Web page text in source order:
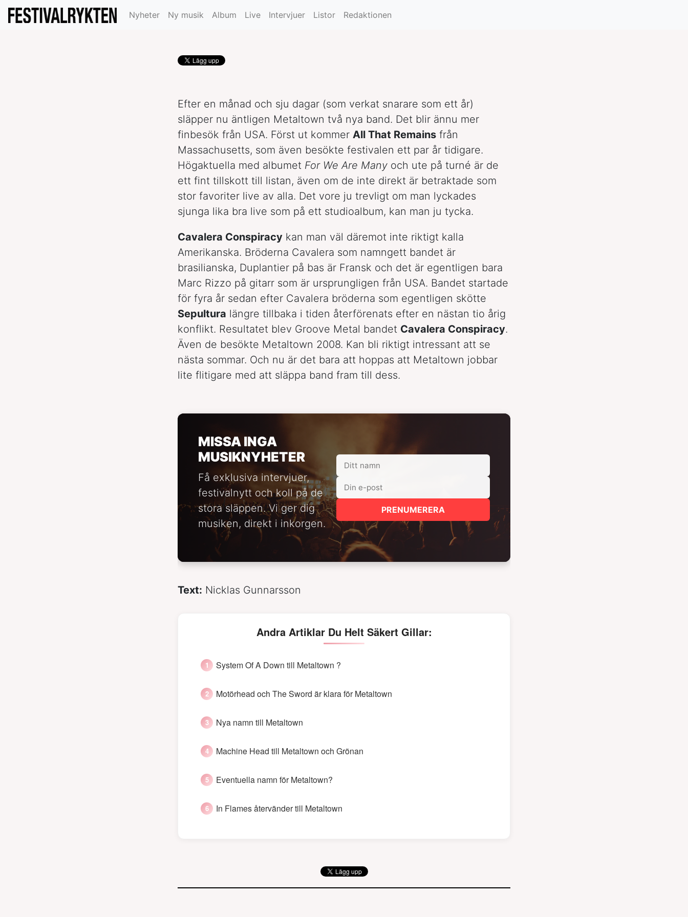
Nyheter Ny musik Album Live Intervjuer Listor Redaktionen
Efter en månad och sju dagar (som verkat snarare som ett år)
släpper nu äntligen Metaltown två nya band. Det blir ännu mer
finbesök från USA. Först ut kommer All That Remains från
Massachusetts, som även besökte festivalen ett par år tidigare.
Högaktuella med albumet For We Are Many och ute på turné är de
ett fint tillskott till listan, även om de inte direkt är betraktade som
stor favoriter live av alla. Det vore ju trevligt om man lyckades
sjunga lika bra live som på ett studioalbum, kan man ju tycka.
Cavalera Conspiracy kan man väl däremot inte riktigt kalla
Amerikanska. Bröderna Cavalera som namngett bandet är
brasilianska, Duplantier på bas är Fransk och det är egentligen bara
Marc Rizzo på gitarr som är ursprungligen från USA. Bandet startade
för fyra år sedan efter Cavalera bröderna som egentligen skötte
Sepultura längre tillbaka i tiden återförenats efter en nästan tio årig
konflikt. Resultatet blev Groove Metal bandet Cavalera Conspiracy.
Även de besökte Metaltown 2008. Kan bli riktigt intressant att se
nästa sommar. Och nu är det bara att hoppas att Metaltown jobbar
lite flitigare med att släppa band fram till dess.
MISSA INGA
MUSIKNYHETER
Få exklusiva intervjuer,
festivalnytt och koll på de
stora släppen. Vi ger dig
musiken, direkt i inkorgen.
PRENUMERERA
Text: Nicklas Gunnarsson
Andra Artiklar Du Helt Säkert Gillar:
System Of A Down till Metaltown ?
Motörhead och The Sword är klara för Metaltown
Nya namn till Metaltown
Machine Head till Metaltown och Grönan
Eventuella namn för Metaltown?
In Flames återvänder till Metaltown